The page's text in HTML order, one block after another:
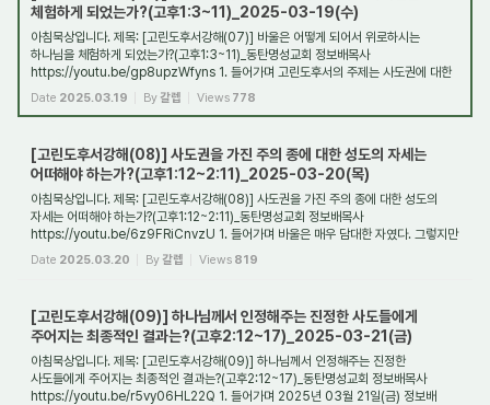
체험하게 되었는가?(고후1:3~11)_2025-03-19(수)
아침묵상입니다. 제목: [고린도후서강해(07)] 바울은 어떻게 되어서 위로하시는
하나님을 체험하게 되었는가?(고후1:3~11)_동탄명성교회 정보배목사
https://youtu.be/gp8upzWfyns 1. 들어가며 고린도후서의 주제는 사도권에 대한
해명과 변호이다. 그러나 사...
Date 2025.03.19 By갈렙 Views 778
[고린도후서강해(08)] 사도권을 가진 주의 종에 대한 성도의 자세는
어떠해야 하는가?(고후1:12~2:11)_2025-03-20(목)
아침묵상입니다. 제목: [고린도후서강해(08)] 사도권을 가진 주의 종에 대한 성도의
자세는 어떠해야 하는가?(고후1:12~2:11)_동탄명성교회 정보배목사
https://youtu.be/6z9FRiCnvzU 1. 들어가며 바울은 매우 담대한 자였다. 그렇지만
그도 두렵고 떨었던 적...
Date 2025.03.20 By갈렙 Views 819
[고린도후서강해(09)] 하나님께서 인정해주는 진정한 사도들에게
주어지는 최종적인 결과는?(고후2:12~17)_2025-03-21(금)
아침묵상입니다. 제목: [고린도후서강해(09)] 하나님께서 인정해주는 진정한
사도들에게 주어지는 최종적인 결과는?(고후2:12~17)_동탄명성교회 정보배목사
https://youtu.be/r5vy06HL22Q 1. 들어가며 2025년 03월 21일(금) 정보배